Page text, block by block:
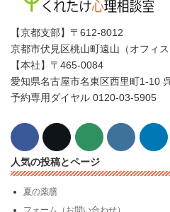
【京都支部】〒612-8012
京都市伏見区桃山町遠山（オフィス
【本社】〒465-0084
愛知県名古屋市名東区西里町1-10
予約専用ダイヤル 0120-03-5905
人気の投稿とページ
夏の薬膳